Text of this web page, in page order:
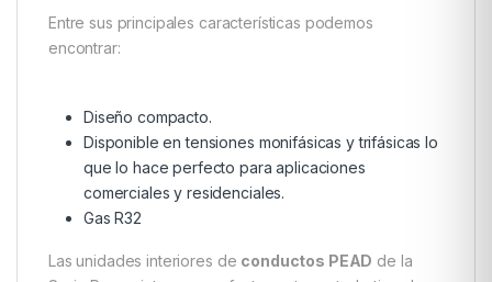
Entre sus principales características podemos
encontrar:
Diseño compacto.
Disponible en tensiones monifásicas y trifásicas lo
que lo hace perfecto para aplicaciones
comerciales y residenciales.
Gas R32
Las unidades interiores de conductos PEAD de la